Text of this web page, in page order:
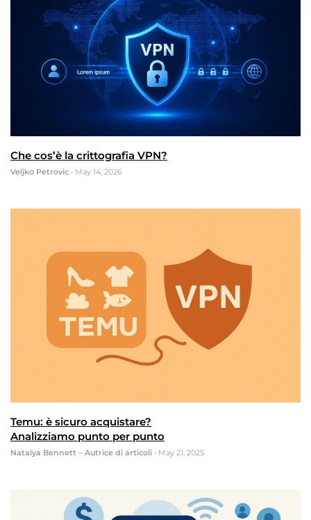
Che cos’è la crittografia VPN?
Veljko Petrovic • May 14, 2026
Temu: è sicuro acquistare?
Analizziamo punto per punto
Natalya Bennett – Autrice di articoli • May 21, 2025